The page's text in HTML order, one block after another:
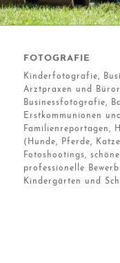
FOTOGRAFIE
Kinderfotografie,
Arztpraxen und
Businessfotografie,
Erstkommunionen
Familienreportagen,
(Hunde, Pferde,
Fotoshootings,
professionelle
Kindergärten und